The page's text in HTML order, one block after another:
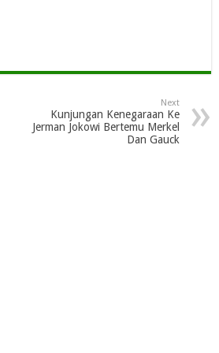
Next
Kunjungan Kenegaraan Ke
Jerman Jokowi Bertemu Merkel
Dan Gauck